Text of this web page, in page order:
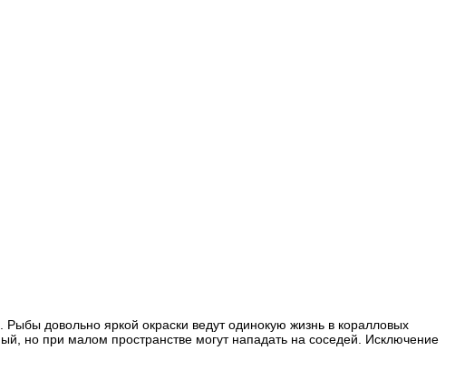
довольно яркой окраски ведут одинокую жизнь в коралловых
но при малом пространстве могут нападать на соседей. Исключение